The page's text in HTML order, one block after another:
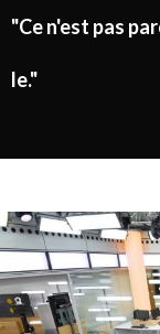
"Ce n'est pas
le."